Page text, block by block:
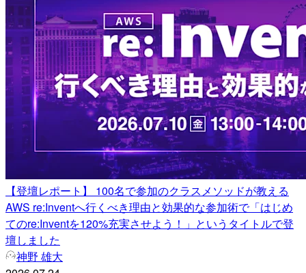
【登壇レポート】 100名で参加のクラスメソッドが教える
AWS re:Inventへ行くべき理由と効果的な参加術で「はじめ
てのre:Inventを120%充実させよう！」というタイトルで登
壇しました
神野 雄大